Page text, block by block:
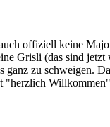
offiziell keine
Grisli (das sind
ganz zu schweigen.
"herzlich